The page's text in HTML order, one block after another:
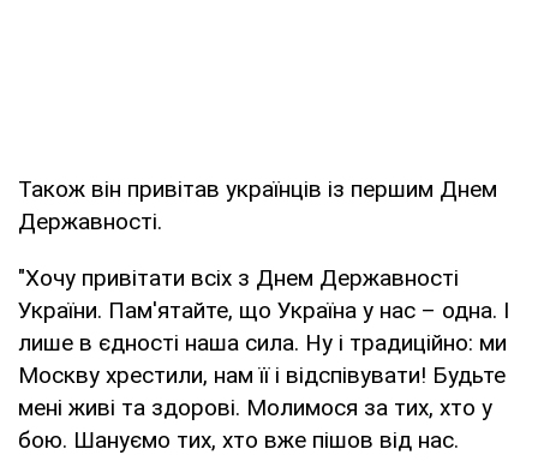
Також він привітав українців із першим Днем
Державності.
"Хочу привітати всіх з Днем Державності
України. Пам'ятайте, що Україна у нас – одна. І
лише в єдності наша сила. Ну і традиційно: ми
Москву хрестили, нам її і відспівувати! Будьте
мені живі та здорові. Молимося за тих, хто у
бою. Шануємо тих, хто вже пішов від нас.